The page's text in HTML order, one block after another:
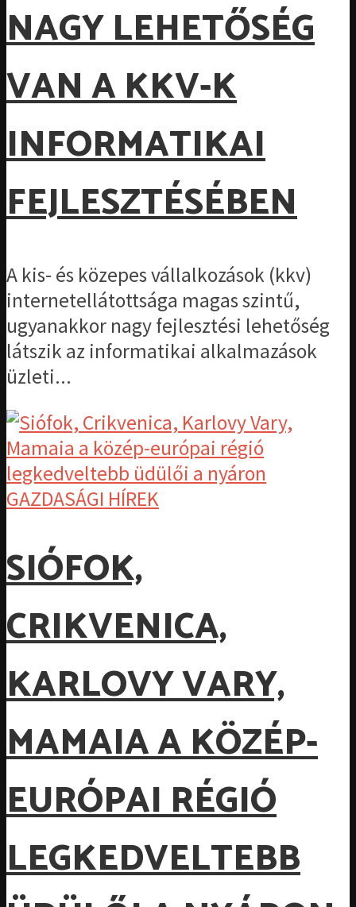
NAGY LEHETŐSÉG
VAN A KKV-K
INFORMATIKAI
FEJLESZTÉSÉBEN
A kis- és közepes vállalkozások (kkv)
internetellátottsága magas szintű,
ugyanakkor nagy fejlesztési lehetőség
látszik az informatikai alkalmazások
üzleti...
GAZDASÁGI HÍREK
SIÓFOK,
CRIKVENICA,
KARLOVY VARY,
MAMAIA A KÖZÉP-
EURÓPAI RÉGIÓ
LEGKEDVELTEBB